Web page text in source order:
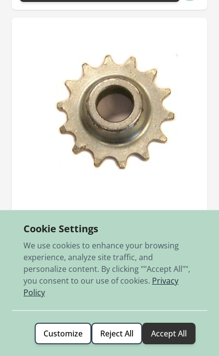
Ritzel 12Z. KTM/Sachs 5gg.
€22.30
Cookie Settings
We use cookies to enhance your browsing
experience, analyze site traffic, and
personalize content. By clicking ""Accept All"",
you consent to our use of cookies. Privacy
Policy
Customize Reject All Accept All